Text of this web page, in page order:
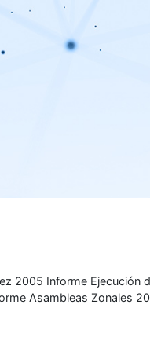
2005 Informe Ejecución
Asambleas Zonales